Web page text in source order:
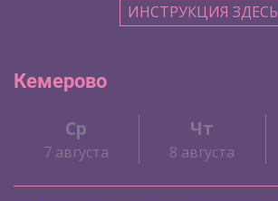
ИНСТРУКЦИЯ ЗДЕСЬ
Кемерово
Ср
7 августа
Чт
8 августа